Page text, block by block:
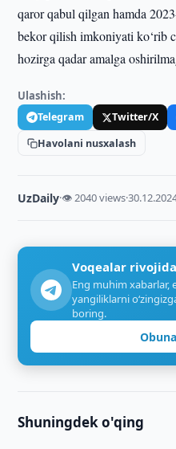
qaror qabul qilgan hamda
bekor qilish imkoniyati ko‘rib
hozirga qadar amalga
Ulashish:
Telegram Twitter/X
Havolani nusxalash
UzDaily·👁 2040 views·
Voqealar
Eng muhim xabarlar,
yangiliklarni
boring.
Shuningdek o'qing